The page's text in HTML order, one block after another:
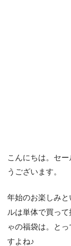
こんにちは。セ
うございます。
年始のお楽しみ
ルは単体で買っ
ゃの福袋は。と
すよね♪